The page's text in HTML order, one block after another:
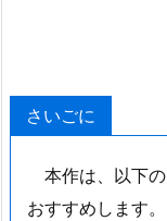
さいごに
本作は、以下
おすすめします。